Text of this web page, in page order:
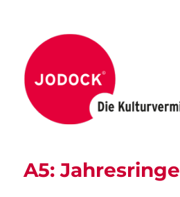
A5: Jahresringe